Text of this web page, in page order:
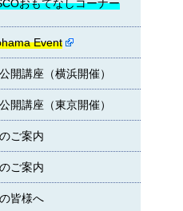
おもてなしコーナー
Event
開講座（横浜開催）
開講座（東京開催）
ご案内
ご案内
皆様へ